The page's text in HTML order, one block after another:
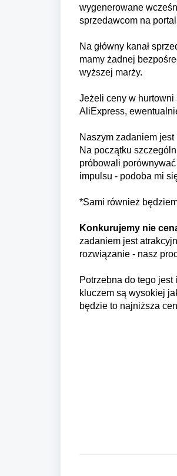
wygenerowane
sprzedawcom na
Na główny kanał
mamy żadnej
wyższej marży.
Jeżeli ceny w
AliExpress,
Naszym zadaniem
Na początku
próbowali
impulsu - podoba mi
*Sami również
Konkurujemy nie
zadaniem jest
rozwiązanie - nasz
Potrzebna do tego
kluczem są wysokiej
będzie to najniższa